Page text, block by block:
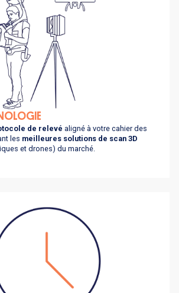
de relevé aligné à votre cahier des
les meilleures solutions de scan 3D
et drones) du marché.